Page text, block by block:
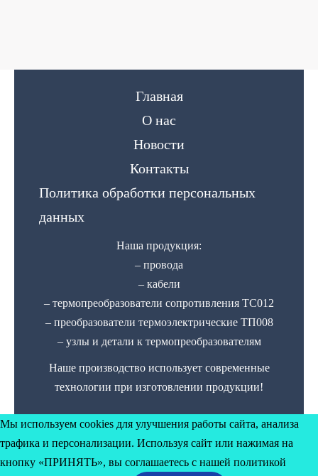
Главная
О нас
Новости
Контакты
Политика обработки персональных
данных
Наша продукция:
– провода
– кабели
– термопреобразователи сопротивления ТС012
– преобразователи термоэлектрические ТП008
– узлы и детали к термопреобразователям
Наше производство использует современные
технологии при изготовлении продукции!
Мы используем cookies для улучшения работы сайта, анализа
трафика и персонализации. Используя сайт или нажимая на
кнопку «ПРИНЯТЬ», вы соглашаетесь с нашей политикой